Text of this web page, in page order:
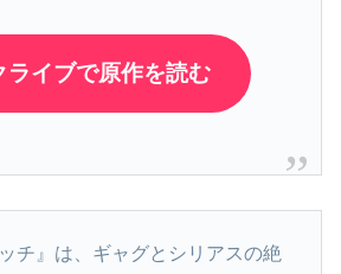
ライブで原作を読む
チ』は、ギャグとシリアスの絶